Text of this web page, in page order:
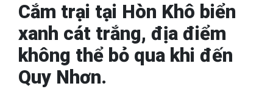
Cắm trại tại Hòn Khô biển
xanh cát trắng, địa điểm
không thể bỏ qua khi đến
Quy Nhơn.